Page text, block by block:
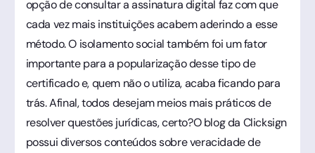
opção de consultar a assinatura digital faz com que
cada vez mais instituições acabem aderindo a esse
método. O isolamento social também foi um fator
importante para a popularização desse tipo de
certificado e, quem não o utiliza, acaba ficando para
trás. Afinal, todos desejam meios mais práticos de
resolver questões jurídicas, certo?O blog da Clicksign
possui diversos conteúdos sobre veracidade de